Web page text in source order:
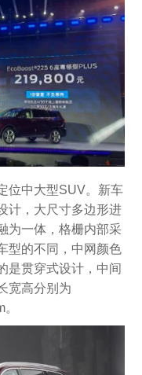
位中大型SUV。新车
计，大尺寸多边形进
为一体，格栅内部采
型的不同，中网颜色
是贯穿式设计，中间
宽高分别为